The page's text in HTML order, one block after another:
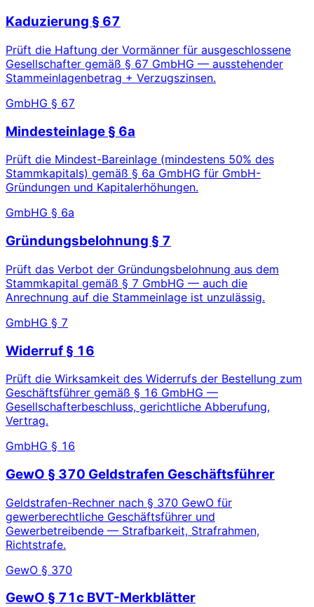
Kaduzierung § 67
Prüft die Haftung der Vormänner für ausgeschlossene
Gesellschafter gemäß § 67 GmbHG — ausstehender
Stammeinlagenbetrag + Verzugszinsen.
GmbHG § 67
Mindesteinlage § 6a
Prüft die Mindest-Bareinlage (mindestens 50% des
Stammkapitals) gemäß § 6a GmbHG für GmbH-
Gründungen und Kapitalerhöhungen.
GmbHG § 6a
Gründungsbelohnung § 7
Prüft das Verbot der Gründungsbelohnung aus dem
Stammkapital gemäß § 7 GmbHG — auch die
Anrechnung auf die Stammeinlage ist unzulässig.
GmbHG § 7
Widerruf § 16
Prüft die Wirksamkeit des Widerrufs der Bestellung zum
Geschäftsführer gemäß § 16 GmbHG —
Gesellschafterbeschluss, gerichtliche Abberufung,
Vertrag.
GmbHG § 16
GewO § 370 Geldstrafen Geschäftsführer
Geldstrafen-Rechner nach § 370 GewO für
gewerberechtliche Geschäftsführer und
Gewerbetreibende — Strafbarkeit, Strafrahmen,
Richtstrafe.
GewO § 370
GewO § 71c BVT-Merkblätter